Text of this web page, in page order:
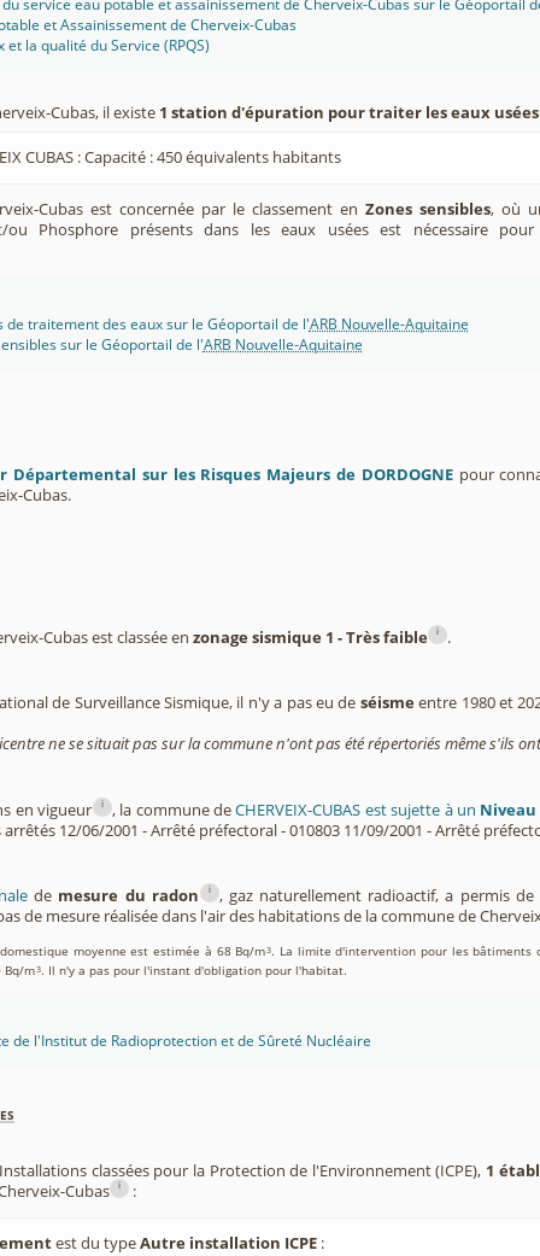
service eau potable et assainissement de Cherveix-Cubas sur le Géoportail
et Assainissement de Cherveix-Cubas
la qualité du Service (RPQS)
Cubas, il existe 1 station d'épuration pour traiter les eaux usées
CUBAS : Capacité : 450 équivalents habitants
Cubas est concernée par le classement en Zones sensibles, où
ou Phosphore présents dans les eaux usées est nécessaire
de traitement des eaux sur le Géoportail de l'ARB Nouvelle-Aquitaine
sur le Géoportail de l'ARB Nouvelle-Aquitaine
Départemental sur les Risques Majeurs de DORDOGNEpour
Cubas.
Cubas est classée en zonage sismique 1 - Très faible i .
de Surveillance Sismique, il n'y a pas eu de séismeentre 1980 et
ne se situait pas sur la commune n'ont pas été répertoriés même s'ils
en vigueur i , la commune deCHERVEIX-CUBAS est sujette à un
12/06/2001 - Arrêté préfectoral - 010803 11/09/2001 - Arrêté
de mesure du radon i
, gaz naturellement radioactif, a permis
de mesure réalisée dans l'air des habitations de la commune de
moyenne est estimée à 68 Bq/m3. La limite d'intervention pour les bâtiments
Bq/m3. Il n'y a pas pour l'instant d'obligation pour l'habitat.
de l'Institut de Radioprotection et de Sûreté Nucléaire
classées pour la Protection de l'Environnement (ICPE), 1
Cubas
i :
est du typeAutre installation ICPE :